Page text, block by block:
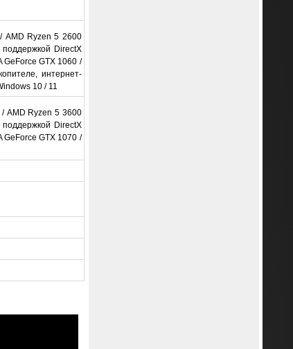
AMD Ryzen 5 2600
DirectX
GeForce GTX 1060 /
интернет-
10 / 11
AMD Ryzen 5 3600
DirectX
GeForce GTX 1070 /